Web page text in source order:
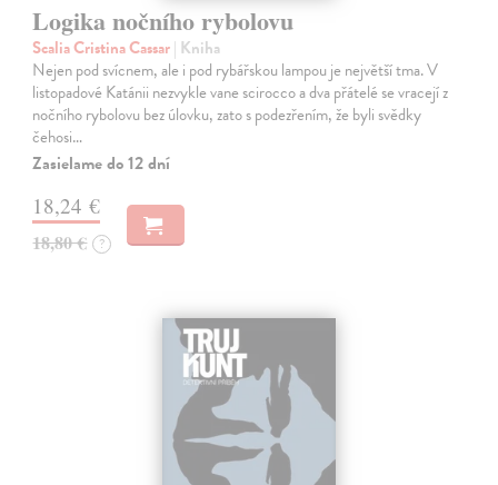
Logika nočního rybolovu
Scalia Cristina Cassar| Kniha
Nejen pod svícnem, ale i pod rybářskou lampou je největší tma. V
listopadové Katánii nezvykle vane scirocco a dva přátelé se vracejí z
nočního rybolovu bez úlovku, zato s podezřením, že byli svědky
čehosi…
Zasielame do 12 dní
18,24 €
18,80 € ?